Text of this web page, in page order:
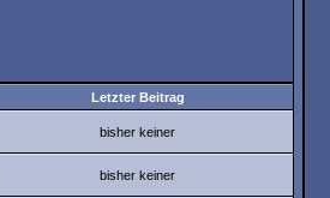
Letzter Beitrag
bisher keiner
bisher keiner